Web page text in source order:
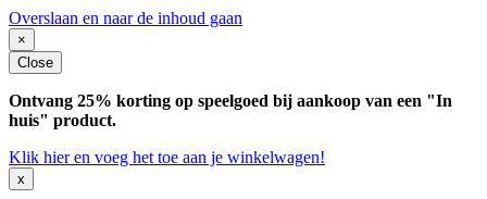
Overslaan en naar de inhoud gaan
×
Close
Ontvang 25% korting op speelgoed bij aankoop van een "In
huis" product.
Klik hier en voeg het toe aan je winkelwagen!
x